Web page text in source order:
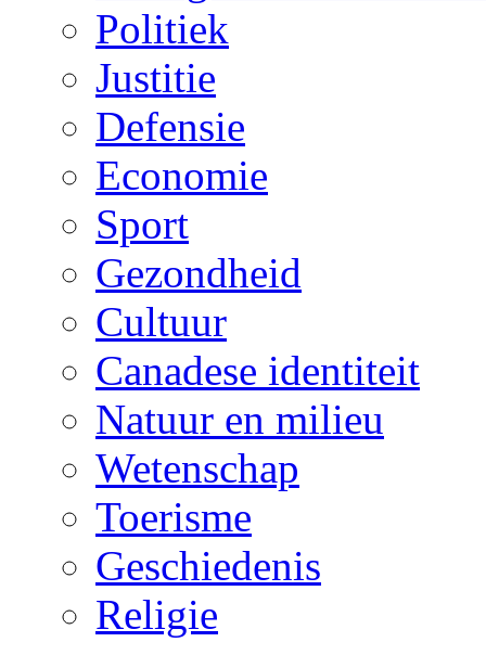
Politiek
Justitie
Defensie
Economie
Sport
Gezondheid
Cultuur
Canadese identiteit
Natuur en milieu
Wetenschap
Toerisme
Geschiedenis
Religie